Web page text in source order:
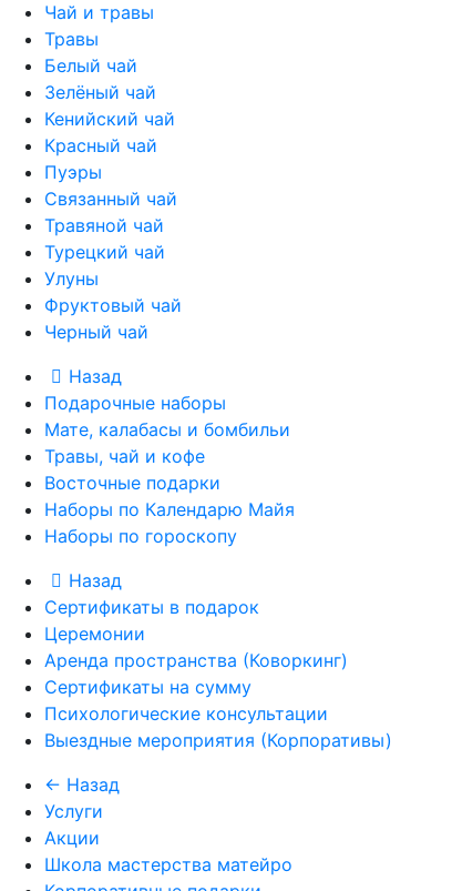
Чай и травы
Травы
Белый чай
Зелёный чай
Кенийский чай
Красный чай
Пуэры
Связанный чай
Травяной чай
Турецкий чай
Улуны
Фруктовый чай
Черный чай
Назад
Подарочные наборы
Мате, калабасы и бомбильи
Травы, чай и кофе
Восточные подарки
Наборы по Календарю Майя
Наборы по гороскопу
Назад
Сертификаты в подарок
Церемонии
Аренда пространства (Коворкинг)
Сертификаты на сумму
Психологические консультации
Выездные мероприятия (Корпоративы)
← Назад
Услуги
Акции
Школа мастерства матейро